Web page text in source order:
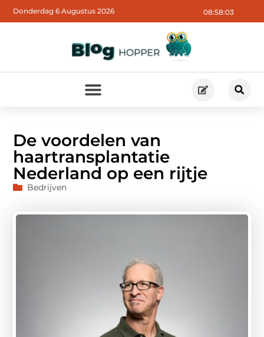
08:58:04
Donderdag 6 Augustus 2026
De voordelen van
haartransplantatie
Nederland op een rijtje
Bedrijven